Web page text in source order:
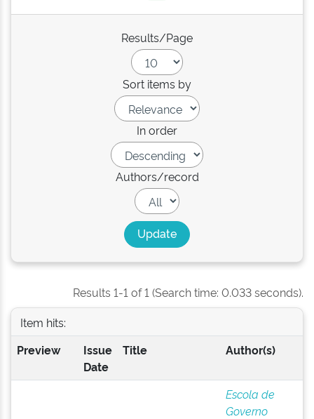
Results/Page
Sort items by
In order
Authors/record
Results 1-1 of 1 (Search time: 0.033 seconds).
Item hits:
Preview
Issue
Date
Title Author(s)
Escola de
Governo